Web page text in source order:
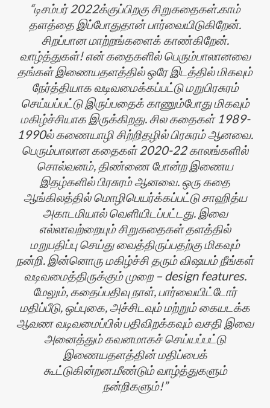
டிசம்பர் 2022க்குப்பிறகு சிறுகதைகள்.காம்
தளத்தை இப்போதுதான் பார்வையிடுகிறேன்.
சிறப்பான மாற்றங்களைக் காண்கிறேன்.
வாழ்த்துகள்! என் கதைகளில் பெரும்பாலானவை
தங்கள் இணையதளத்தில் ஒரே இடத்தில் மிகவும்
நேர்த்தியாக வடிவமைக்கப்பட்டு மறுபிரசுரம்
செய்யப்பட்டு இருப்பதைக் காணும்போது மிகவும்
மகிழ்ச்சியாக இருக்கிறது. சில கதைகள் 1989-
1990ல் கணையாழி சிற்றிதழில் பிரசுரம் ஆனவை.
பெரும்பாலான கதைகள் 2020-22 காலங்களில்
சொல்வனம், திண்ணை போன்ற இணைய
இதழ்களில் பிரசுரம் ஆனவை. ஒரு கதை
ஆங்கிலத்தில் மொழிபெயர்க்கப்பட்டு சாஹித்ய
அகாடமியால் வெளியிடப்பட்டது. இவை
எல்லாவற்றையும் சிறுகதைகள் தளத்தில்
மறுபதிப்பு செய்து வைத்திருப்பதற்கு மிகவும்
நன்றி. இன்னொரு மகிழ்ச்சி தரும் விஷயம் நீங்கள்
வடிவமைத்திருக்கும் முறை – design features.
மேலும், கதைப்பதிவு நாள், பார்வையிட்டோர்
மதிப்பீடு, ஒப்புகை, அச்சிடவும் மற்றும் கையடக்க
ஆவண வடிவமைப்பில் பதிவிறக்கவும் வசதி இவை
அனைத்தும் கவனமாகச் செய்யப்பட்டு
இணையதளத்தின் மதிப்பைக்
கூட்டுகின்றன.மீண்டும் வாழ்த்துகளும்
நன்றிகளும்!